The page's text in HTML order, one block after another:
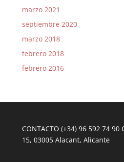
marzo 2021
septiembre 2020
marzo 2018
febrero 2018
febrero 2016
CONTACTO (+34) 96 592 74
15, 03005 Alacant, Alicante